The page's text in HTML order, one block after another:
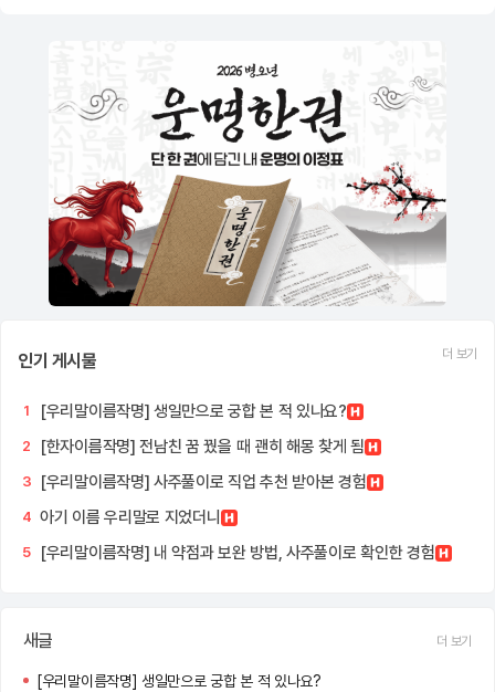
인기 게시물 더 보기
1 [우리말이름작명] 생일만으로 궁합 본 적 있나요?
2 [한자이름작명] 전남친 꿈 꿨을 때 괜히 해몽 찾게 됨
3 [우리말이름작명] 사주풀이로 직업 추천 받아본 경험
4 아기 이름 우리말로 지었더니
5 [우리말이름작명] 내 약점과 보완 방법, 사주풀이로 확인한 경험
새글 더 보기
[우리말이름작명] 생일만으로 궁합 본 적 있나요?